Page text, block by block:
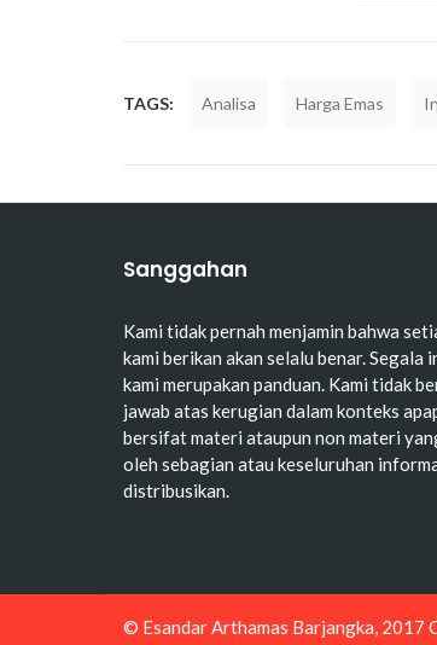
TAGS: Analisa Harga Emas
Sanggahan
Kami tidak pernah menjamin bahwa
kami berikan akan selalu benar. Segala
kami merupakan panduan. Kami tidak
jawab atas kerugian dalam konteks
bersifat materi ataupun non materi
oleh sebagian atau keseluruhan
distribusikan.
© Esandar Arthamas Barjangka, 2017